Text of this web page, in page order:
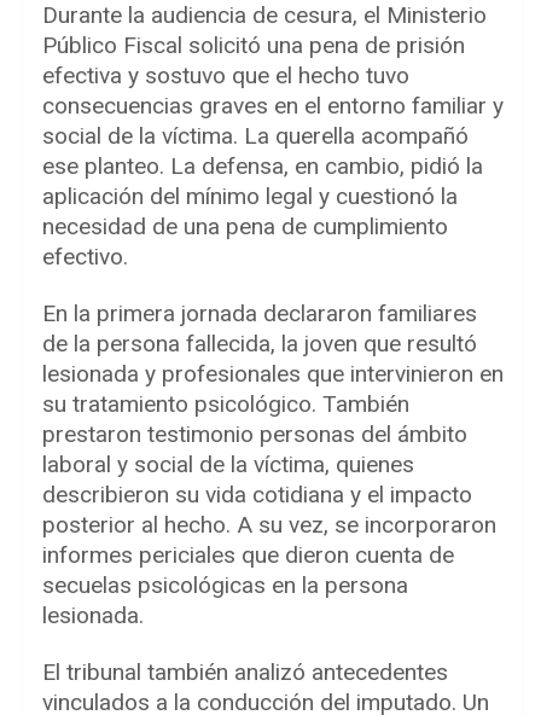
Durante la audiencia de cesura, el Ministerio
Público Fiscal solicitó una pena de prisión
efectiva y sostuvo que el hecho tuvo
consecuencias graves en el entorno familiar y
social de la víctima. La querella acompañó
ese planteo. La defensa, en cambio, pidió la
aplicación del mínimo legal y cuestionó la
necesidad de una pena de cumplimiento
efectivo.
En la primera jornada declararon familiares
de la persona fallecida, la joven que resultó
lesionada y profesionales que intervinieron en
su tratamiento psicológico. También
prestaron testimonio personas del ámbito
laboral y social de la víctima, quienes
describieron su vida cotidiana y el impacto
posterior al hecho. A su vez, se incorporaron
informes periciales que dieron cuenta de
secuelas psicológicas en la persona
lesionada.
El tribunal también analizó antecedentes
vinculados a la conducción del imputado. Un